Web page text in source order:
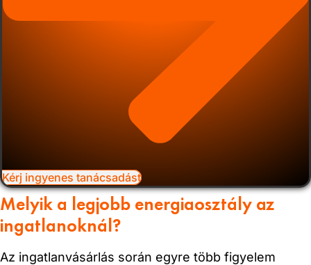
Kérj ingyenes tanácsadást
Melyik a legjobb energiaosztály az
ingatlanoknál?
Az ingatlanvásárlás során egyre több figyelem